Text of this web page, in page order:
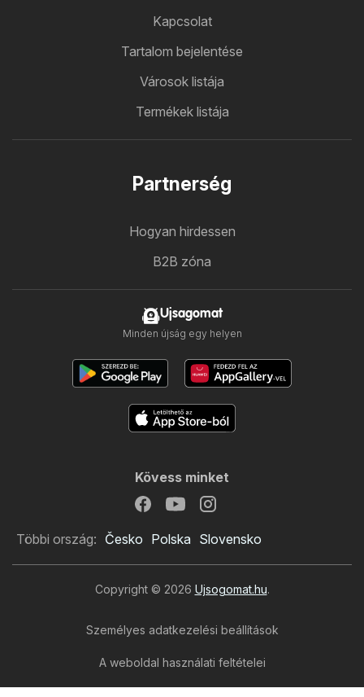
Kapcsolat
Tartalom bejelentése
Városok listája
Termékek listája
Partnerség
Hogyan hirdessen
B2B zóna
Ujsagomat
Minden újság egy helyen
Kövess minket
Többi ország: Česko Polska Slovensko
Copyright © 2026 Ujsogomat.hu.
Személyes adatkezelési beállítások
A weboldal használati feltételei